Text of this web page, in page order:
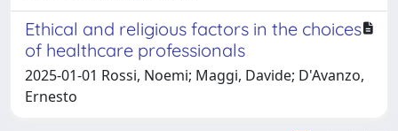
Ethical and religious factors in the choices
of healthcare professionals
2025-01-01 Rossi, Noemi; Maggi, Davide; D'Avanzo,
Ernesto